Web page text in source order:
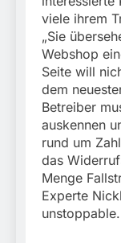
viele ihrem
„Sie
Webshop
Seite will
dem
Betreiber
auskennen
rund um
das
Menge
Experte
unstoppable.